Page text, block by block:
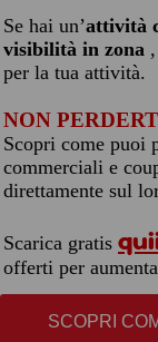
Se hai un’attività
visibilità in zona
per la tua attività.
NON
Scopri come puoi
commerciali e
direttamente sul
Scarica gratis
offerti per
SCOPRI